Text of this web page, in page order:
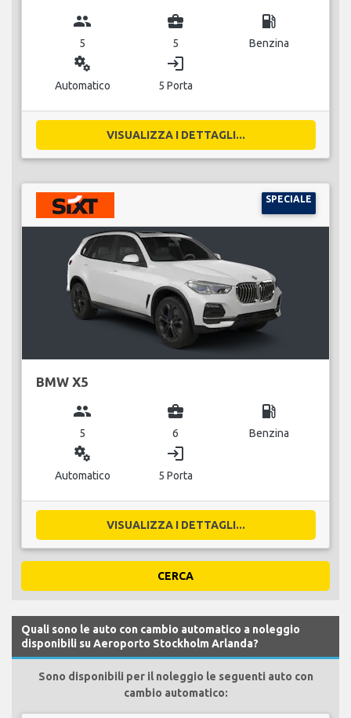
group
5
business_center
5
local_gas_station
Benzina
miscellaneous_services
Automatico
login
5 Porta
VISUALIZZA I DETTAGLI...
SPECIALE
BMW X5
group
5
business_center
6
local_gas_station
Benzina
miscellaneous_services
Automatico
login
5 Porta
VISUALIZZA I DETTAGLI...
CERCA
Quali sono le auto con cambio automatico a noleggio
disponibili su Aeroporto Stockholm Arlanda?
Sono disponibili per il noleggio le seguenti auto con
cambio automatico: